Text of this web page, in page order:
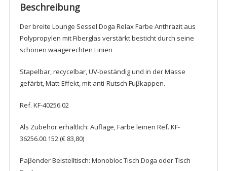
Beschreibung
Der breite Lounge Sessel Doga Relax Farbe Anthrazit aus
Polypropylen mit Fiberglas verstärkt besticht durch seine
schönen waagerechten Linien
Stapelbar, recycelbar, UV-beständig und in der Masse
gefärbt, Matt-Effekt, mit anti-Rutsch Fuβkappen.
Ref. KF-40256.02
Als Zubehör erhältlich: Auflage, Farbe leinen Ref. KF-
36256.00.152 (€ 83,80)
Paβender Beistelltisch: Monobloc Tisch Doga oder Tisch